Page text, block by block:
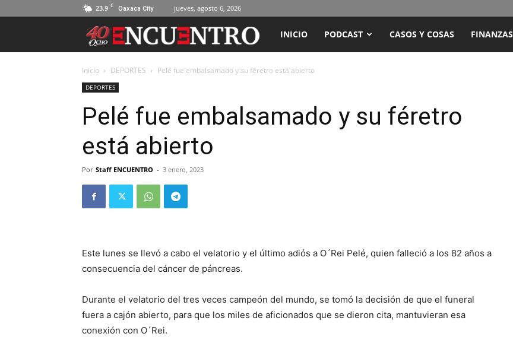
23.9 C Oaxaca City jueves, agosto 6, 2026
ENCUENTRO
RADIO
INICIO PODCAST CASOS Y COSAS FINANZAS
Inicio DEPORTES Pelé fue embalsamado y su féretro está abierto
DEPORTES
Pelé fue embalsamado y su féretro
está abierto
Por Staff ENCUENTRO - 3 enero, 2023
Este lunes se llevó a cabo el velatorio y el último adiós a O´Rei Pelé, quien falleció a los 82 años a
consecuencia del cáncer de páncreas.
Durante el velatorio del tres veces campeón del mundo, se tomó la decisión de que el funeral
fuera a cajón abierto, para que los miles de aficionados que se dieron cita, mantuvieran esa
conexión con O´Rei.